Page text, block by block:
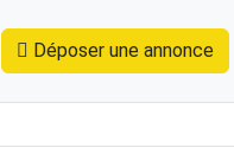
Déposer une annonce